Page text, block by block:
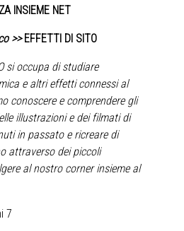
INSIEME NET
>> EFFETTI DI SITO
si occupa di studiare
e altri effetti connessi al
conoscere e comprendere gli
illustrazioni e dei filmati di
in passato e ricreare di
attraverso dei piccoli
al nostro corner insieme al
7